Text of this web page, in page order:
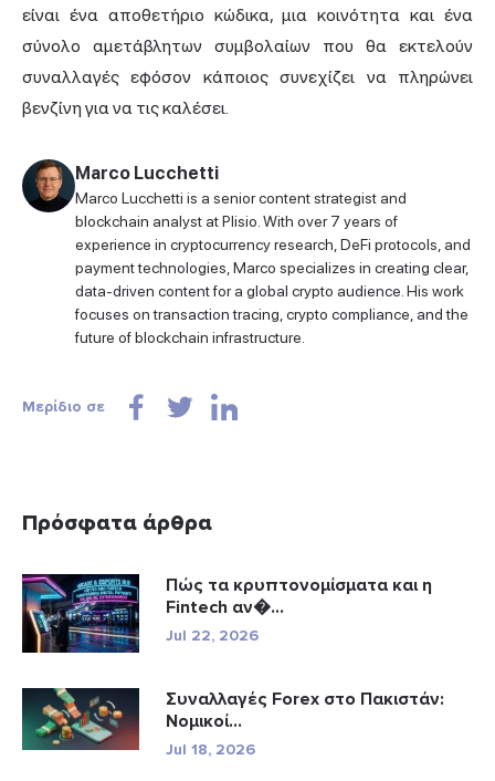
είναι ένα αποθετήριο κώδικα, μια κοινότητα και ένα
σύνολο αμετάβλητων συμβολαίων που θα εκτελούν
συναλλαγές εφόσον κάποιος συνεχίζει να πληρώνει
βενζίνη για να τις καλέσει.
Marco Lucchetti
Marco Lucchetti is a senior content strategist and
blockchain analyst at Plisio. With over 7 years of
experience in cryptocurrency research, DeFi protocols, and
payment technologies, Marco specializes in creating clear,
data-driven content for a global crypto audience. His work
focuses on transaction tracing, crypto compliance, and the
future of blockchain infrastructure.
Μερίδιο σε
Πρόσφατα άρθρα
Πώς τα κρυπτονομίσματα και η
Fintech αν�...
Jul 22, 2026
Συναλλαγές Forex στο Πακιστάν:
Νομικοί...
Jul 18, 2026